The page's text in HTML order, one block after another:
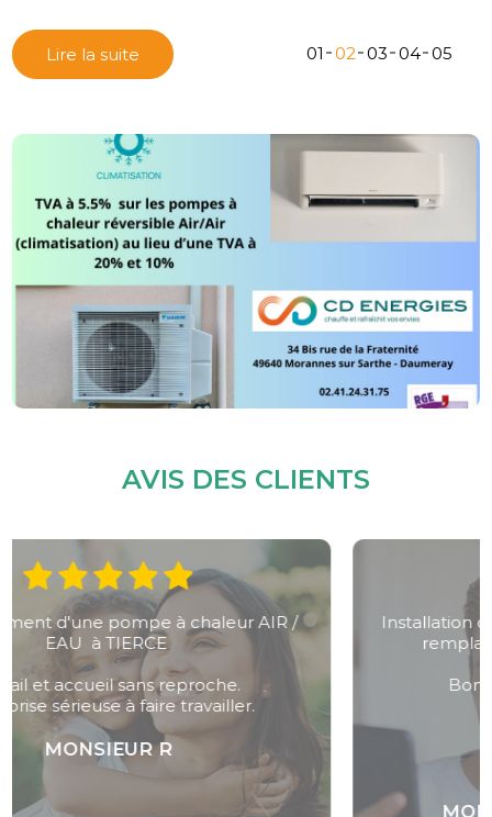
Lire la suite 01 02 03 04 05
AVIS DES CLIENTS
Installation d'une pompe à chaleur air / eau en
remplacement d'une chaudière Gaz.
Bonne qualité professionnelle.
MONSIEUR TRICOT PIERRE